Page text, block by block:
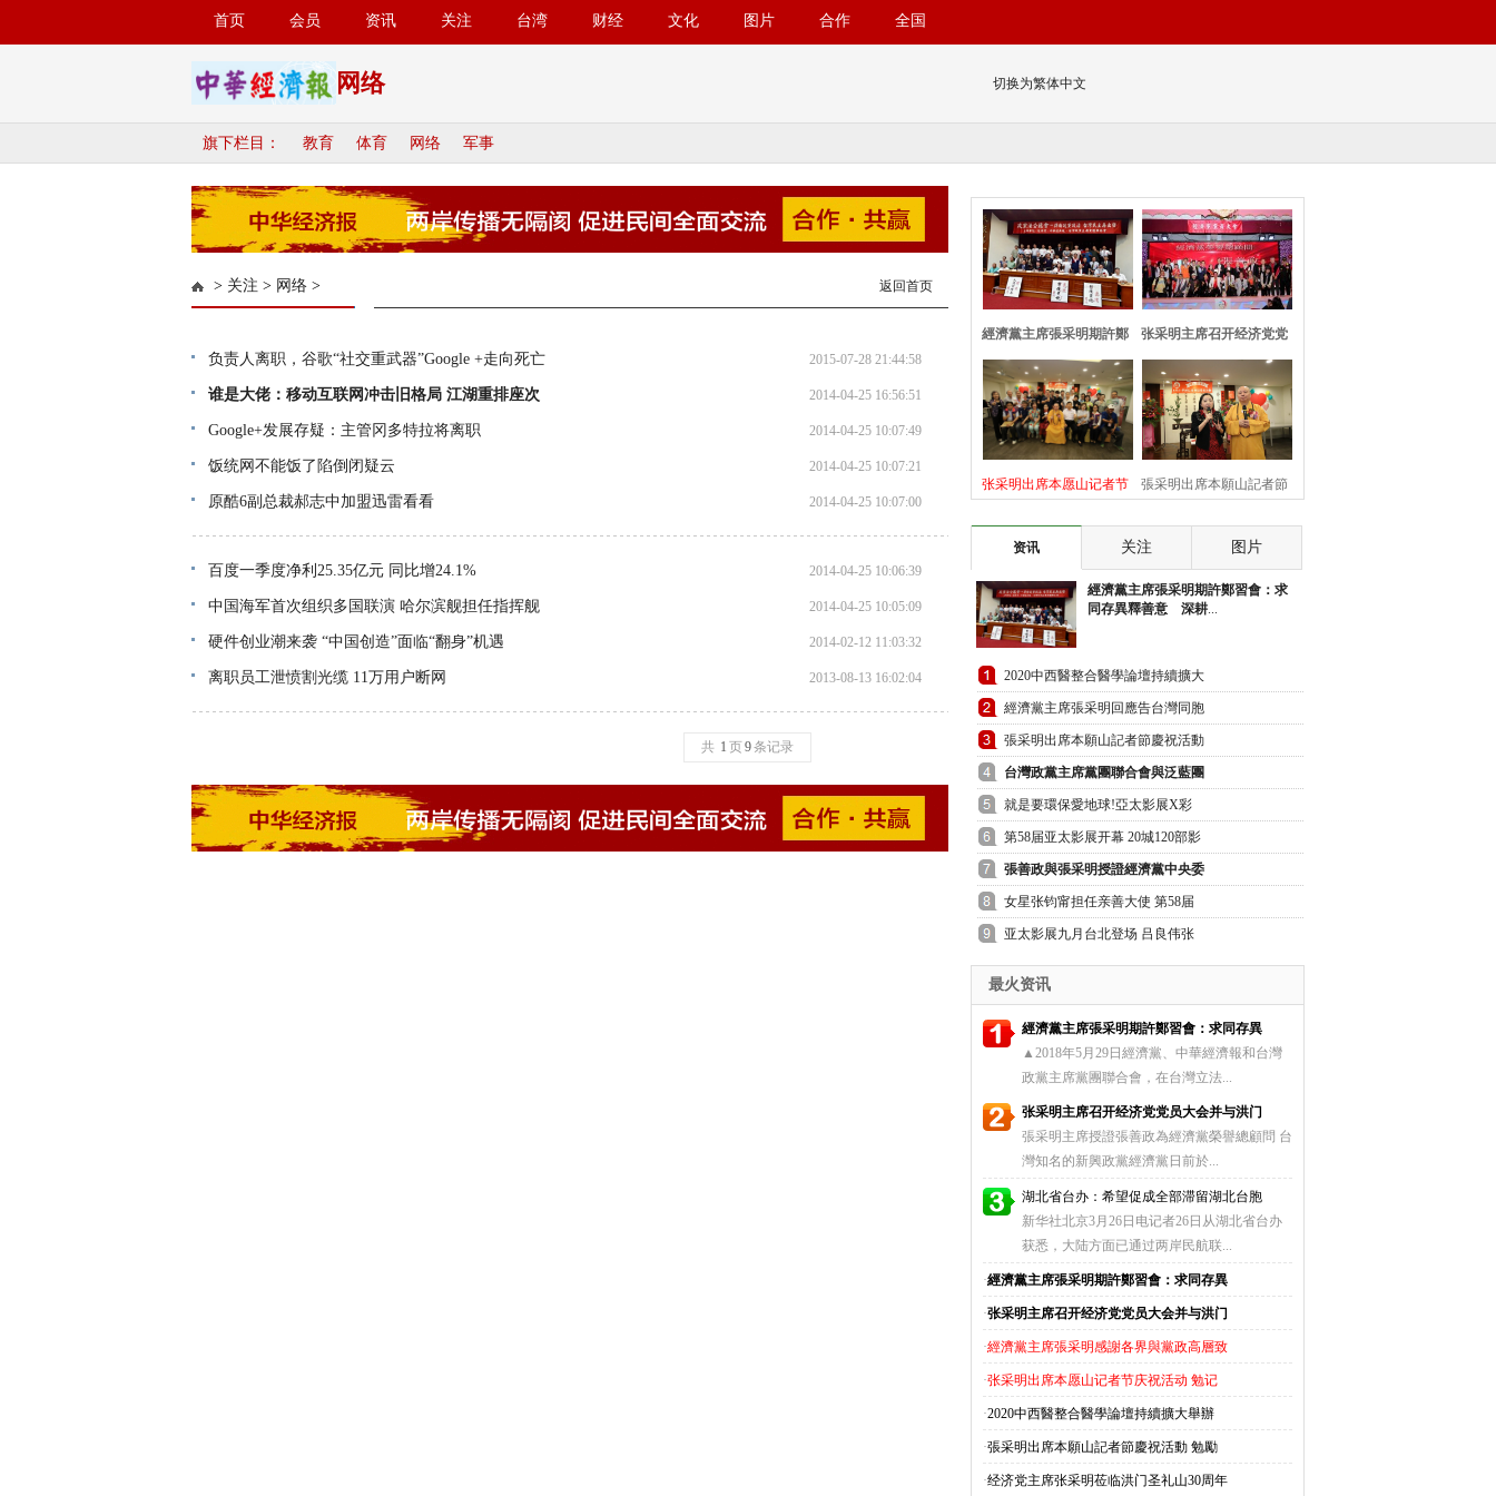
首页 会员 资讯 关注 台湾 财经 文化 图片 合作 全国
网络 切换为繁体中文
旗下栏目： 教育 体育 网络 军事
> 关注 > 网络 > 返回首页
负责人离职，谷歌“社交重武器”Google +走向死亡 2015-07-28 21:44:58
谁是大佬：移动互联网冲击旧格局 江湖重排座次 2014-04-25 16:56:51
Google+发展存疑：主管冈多特拉将离职 2014-04-25 10:07:49
饭统网不能饭了陷倒闭疑云 2014-04-25 10:07:21
原酷6副总裁郝志中加盟迅雷看看 2014-04-25 10:07:00
百度一季度净利25.35亿元 同比增24.1% 2014-04-25 10:06:39
中国海军首次组织多国联演 哈尔滨舰担任指挥舰 2014-04-25 10:05:09
硬件创业潮来袭 “中国创造”面临“翻身”机遇 2014-02-12 11:03:32
离职员工泄愤割光缆 11万用户断网 2013-08-13 16:02:04
共 1 页9条记录
經濟黨主席張采明期許鄭
習會：求同存
张采明主席召开经济党党
员大会并与洪
张采明出席本愿山记者节 張采明出席本願山記者節
资讯
关注 图片
經濟黨主席張采明期許鄭習會：求
同存異釋善意 深耕...
2020中西醫整合醫學論壇持續擴大
舉辦 張采明呼籲
經濟黨主席張采明回應告台灣同胞
書40週年43個台
張采明出席本願山記者節慶祝活動
勉勵記者書寫歷
台灣政黨主席黨團聯合會與泛藍團
體 在中正紀念堂
就是要環保愛地球!亞太影展X彩
石珠寶聯手打造綠
第58届亚太影展开幕 20城120部影
片参展
張善政與張采明授證經濟黨中央委
員
女星张钧甯担任亲善大使 第58届
亚太影展颁奖典礼
亚太影展九月台北登场 吕良伟张
敏共襄盛举
最火资讯
經濟黨主席張采明期許鄭習會：求同存異
▲2018年5月29日經濟黨、中華經濟報和台灣
政黨主席黨團聯合會，在台灣立法...
张采明主席召开经济党党员大会并与洪门
張采明主席授證張善政為經濟黨榮譽總顧問 台
灣知名的新興政黨經濟黨日前於...
湖北省台办：希望促成全部滞留湖北台胞
新华社北京3月26日电记者26日从湖北省台办
获悉，大陆方面已通过两岸民航联...
·經濟黨主席張采明期許鄭習會：求同存異
·张采明主席召开经济党党员大会并与洪门
·經濟黨主席張采明感謝各界與黨政高層致
·张采明出席本愿山记者节庆祝活动 勉记
·2020中西醫整合醫學論壇持續擴大舉辦
·張采明出席本願山記者節慶祝活動 勉勵
·经济党主席张采明莅临洪门圣礼山30周年